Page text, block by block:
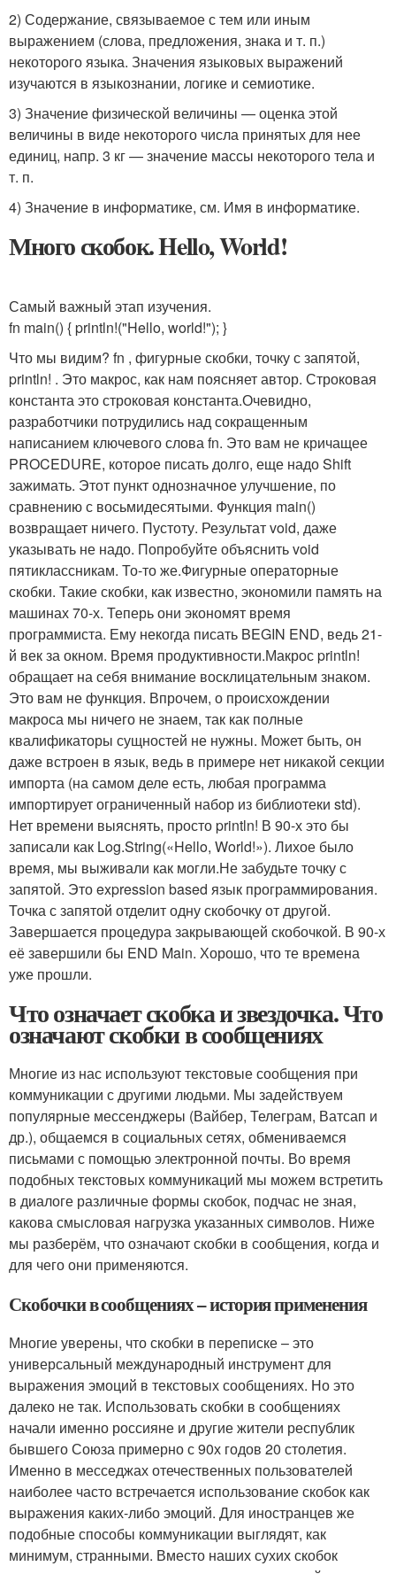
2) Содержание, связываемое с тем или иным
выражением (слова, предложения, знака и т. п.)
некоторого языка. Значения языковых выражений
изучаются в языкознании, логике и семиотике.
3) Значение физической величины — оценка этой
величины в виде некоторого числа принятых для нее
единиц, напр. 3 кг — значение массы некоторого тела и
т. п.
4) Значение в информатике, см. Имя в информатике.
Много скобок. Hello, World!
Самый важный этап изучения.
fn main() { println!("Hello, world!"); }
Что мы видим? fn , фигурные скобки, точку с запятой,
println! . Это макрос, как нам поясняет автор. Строковая
константа это строковая константа.Очевидно,
разработчики потрудились над сокращенным
написанием ключевого слова fn. Это вам не кричащее
PROCEDURE, которое писать долго, еще надо Shift
зажимать. Этот пункт однозначное улучшение, по
сравнению с восьмидесятыми. Функция main()
возвращает ничего. Пустоту. Результат void, даже
указывать не надо. Попробуйте объяснить void
пятиклассникам. То-то же.Фигурные операторные
скобки. Такие скобки, как известно, экономили память на
машинах 70-х. Теперь они экономят время
программиста. Ему некогда писать BEGIN END, ведь 21-
й век за окном. Время продуктивности.Макрос println!
обращает на себя внимание восклицательным знаком.
Это вам не функция. Впрочем, о происхождении
макроса мы ничего не знаем, так как полные
квалификаторы сущностей не нужны. Может быть, он
даже встроен в язык, ведь в примере нет никакой секции
импорта (на самом деле есть, любая программа
импортирует ограниченный набор из библиотеки std).
Нет времени выяснять, просто println! В 90-х это бы
записали как Log.String(«Hello, World!»). Лихое было
время, мы выживали как могли.Не забудьте точку с
запятой. Это expression based язык программирования.
Точка с запятой отделит одну скобочку от другой.
Завершается процедура закрывающей скобочкой. В 90-х
её завершили бы END Main. Хорошо, что те времена
уже прошли.
Что означает скобка и звездочка. Что
означают скобки в сообщениях
Многие из нас используют текстовые сообщения при
коммуникации с другими людьми. Мы задействуем
популярные мессенджеры (Вайбер, Телеграм, Ватсап и
др.), общаемся в социальных сетях, обмениваемся
письмами с помощью электронной почты. Во время
подобных текстовых коммуникаций мы можем встретить
в диалоге различные формы скобок, подчас не зная,
какова смысловая нагрузка указанных символов. Ниже
мы разберём, что означают скобки в сообщения, когда и
для чего они применяются.
Скобочки в сообщениях – история применения
Многие уверены, что скобки в переписке – это
универсальный международный инструмент для
выражения эмоций в текстовых сообщениях. Но это
далеко не так. Использовать скобки в сообщениях
начали именно россияне и другие жители республик
бывшего Союза примерно с 90х годов 20 столетия.
Именно в месседжах отечественных пользователей
наиболее часто встречается использование скобок как
выражения каких-либо эмоций. Для иностранцев же
подобные способы коммуникации выглядят, как
минимум, странными. Вместо наших сухих скобок